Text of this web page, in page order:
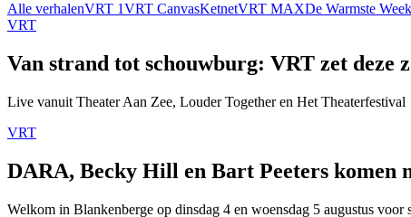
Alle verhalenVRT 1VRT CanvasKetnetVRT MAXDe Warmste Week
VRT
Van strand tot schouwburg: VRT zet deze
Live vanuit Theater Aan Zee, Louder Together en Het Theaterfestival
VRT
DARA, Becky Hill en Bart Peeters komen
Welkom in Blankenberge op dinsdag 4 en woensdag 5 augustus voor